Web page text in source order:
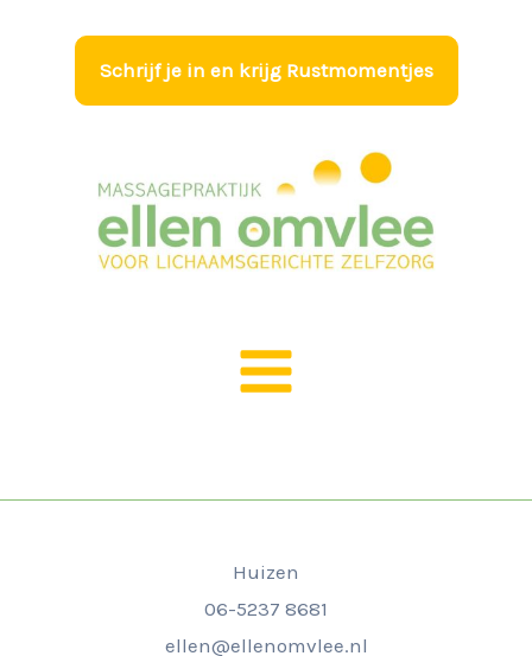
Schrijf je in en krijg Rustmomentjes
Huizen
06-5237 8681
ellen@ellenomvlee.nl